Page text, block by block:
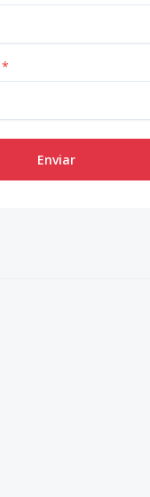
*
Enviar